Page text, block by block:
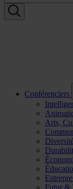
Conférenciers
Arts,
Futur &